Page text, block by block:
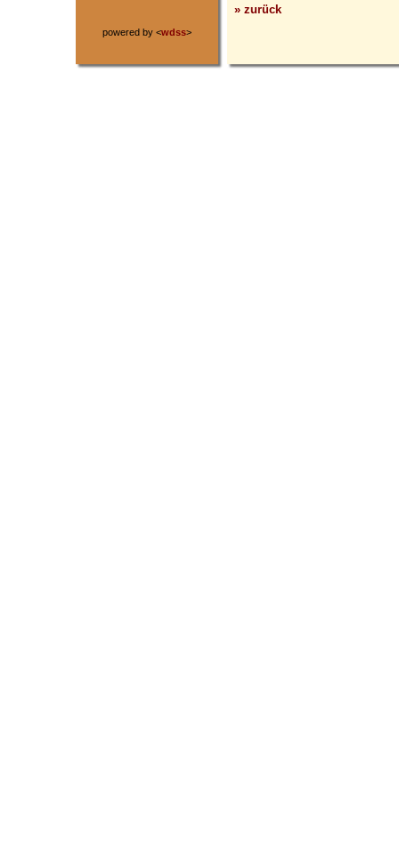
powered by <wdss>
» zurück